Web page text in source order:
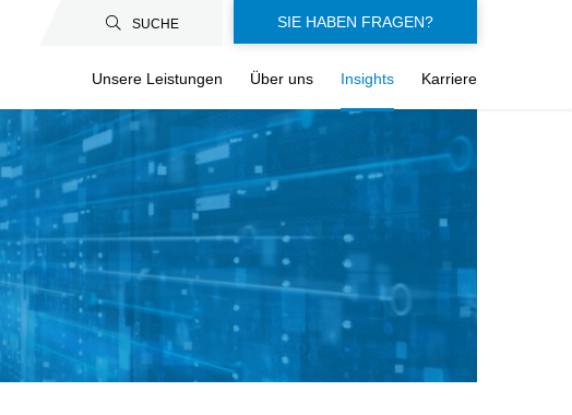
SUCHE SIE HABEN FRAGEN?
Unsere Leistungen Über uns Insights Karriere